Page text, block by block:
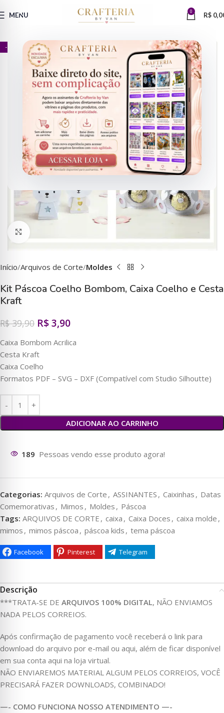
MENU 0 R$
- 90%
Clique para ampliar
Início Arquivos de Corte Moldes
Kit Páscoa Coelho Bombom, Caixa Coelho e Cesta
Kraft
R$39,90 R$3,90
Caixa Bombom Acrilica
Cesta Kraft
Caixa Coelho
Formatos PDF – SVG – DXF (Compatível com Studio Silhoutte)
ADICIONAR AO CARRINHO
190 Pessoas vendo esse produto agora!
Categorias: Arquivos de Corte , ASSINANTES , Caixinhas , Datas
Comemorativas , Mimos , Moldes , Páscoa
Tags: ARQUIVOS DE CORTE , caixa , Caixa Doces , caixa molde ,
mimos , mimos páscoa , páscoa kids , tema páscoa
Facebook Pinterest Telegram
Descrição
***TRATA-SE DE ARQUIVOS 100% DIGITAL, NÃO ENVIAMOS
NADA PELOS CORREIOS.
Após confirmação de pagamento você receberá o link para
download do arquivo por e-mail ou aqui, além de ficar disponível
em sua conta aqui na loja virtual.
NÃO ENVIAREMOS MATERIAL ALGUM PELOS CORREIOS, VOCÊ
PRECISARÁ FAZER DOWNLOADS, COMBINADO!
—- COMO FUNCIONA NOSSO ATENDIMENTO —-